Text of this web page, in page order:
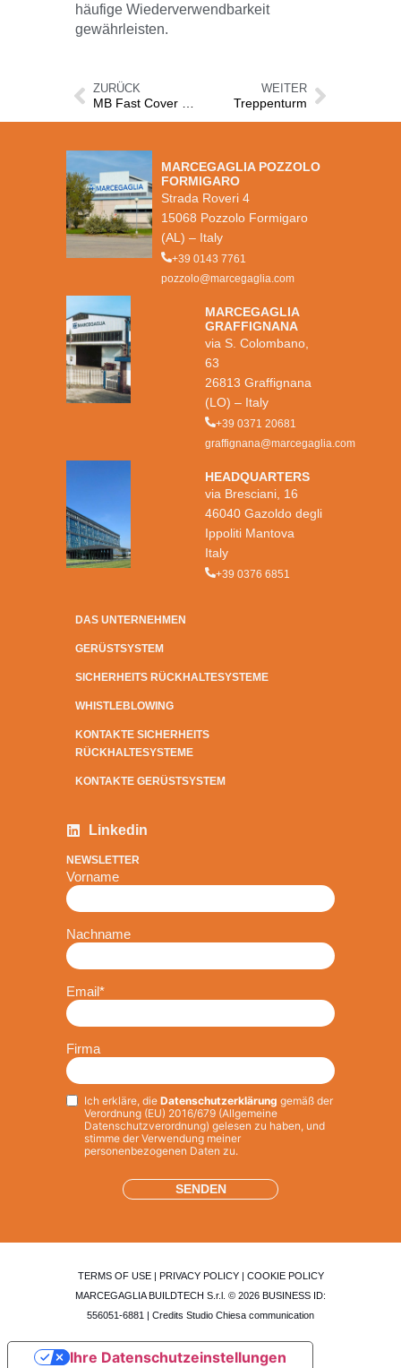
häufige Wiederverwendbarkeit
gewährleisten.
ZURÜCK
MB Fast Cover dach systeme
WEITER
Treppenturm
MARCEGAGLIA POZZOLO
FORMIGARO
Strada Roveri 4
15068 Pozzolo Formigaro
(AL) – Italy
+39 0143 7761
pozzolo@marcegaglia.com
MARCEGAGLIA
GRAFFIGNANA
via S. Colombano,
63
26813 Graffignana
(LO) – Italy
+39 0371 20681
graffignana@marcegaglia.com
HEADQUARTERS
via Bresciani, 16
46040 Gazoldo degli
Ippoliti Mantova
Italy
+39 0376 6851
DAS UNTERNEHMEN
GERÜSTSYSTEM
SICHERHEITS RÜCKHALTESYSTEME
WHISTLEBLOWING
KONTAKTE SICHERHEITS
RÜCKHALTESYSTEME
KONTAKTE GERÜSTSYSTEM
Linkedin
NEWSLETTER
Vorname
Nachname
Email*
Firma
Privacy*
Ich erkläre, die Datenschutzerklärung gemäß der
Verordnung (EU) 2016/679 (Allgemeine
Datenschutzverordnung) gelesen zu haben, und
stimme der Verwendung meiner
personenbezogenen Daten zu.
TERMS OF USE| PRIVACY POLICY| COOKIE POLICY
MARCEGAGLIA BUILDTECH S.r.l. © 2026 BUSINESS ID:
556051-6881 | Credits Studio Chiesa communication
Ihre Datenschutzeinstellungen